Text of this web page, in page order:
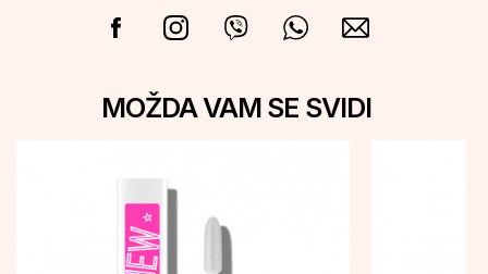
MOŽDA VAM SE SVIDI